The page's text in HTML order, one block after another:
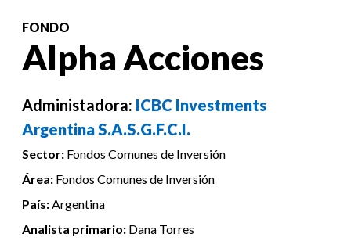
FONDO
Alpha Acciones
Administadora: ICBC Investments
Argentina S.A.S.G.F.C.I.
Sector: Fondos Comunes de Inversión
Área: Fondos Comunes de Inversión
País:Argentina
Analista primario: Dana Torres